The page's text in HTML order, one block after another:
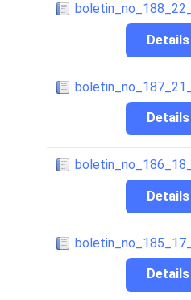
Details
Details
Details
Details